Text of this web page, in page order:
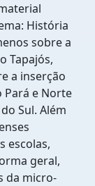
História
sobre a
Tapajós,
a inserção
Pará e Norte
Sul. Além
escolas,
geral,
da micro-